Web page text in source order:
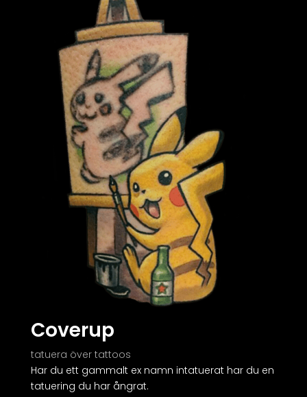
Coverup
tatuera över tattoos
Har du ett gammalt ex namn intatuerat har du en
tatuering du har ångrat.